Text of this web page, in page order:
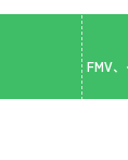
FMV